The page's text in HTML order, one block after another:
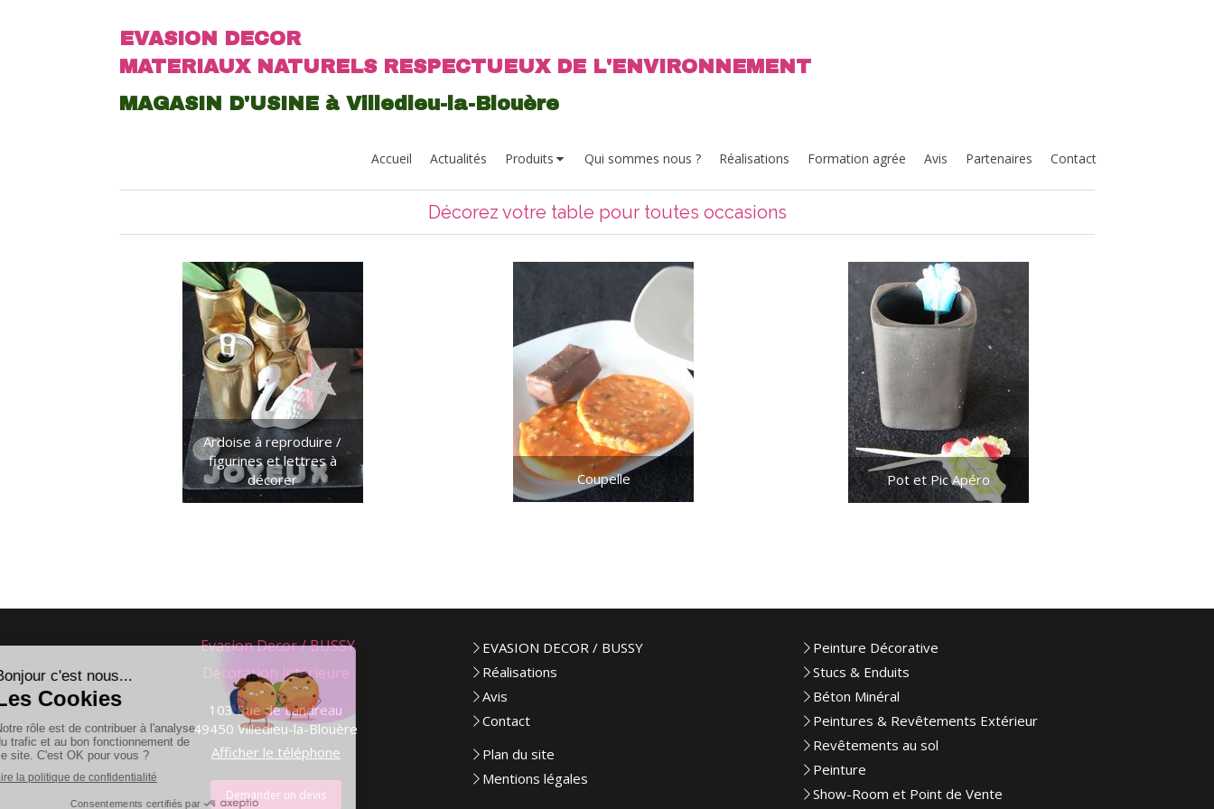
EVASION DECOR
MATERIAUX NATURELS RESPECTUEUX DE L'ENVIRONNEMENT
MAGASIN D'USINE à Villedieu-la-Blouère
Accueil Actualités Produits Qui sommes nous ? Réalisations Formation agrée Avis Partenaires Contact
Décorez votre table pour toutes occasions
Ardoise à reproduire /
figurines et lettres à
décorer
Coupelle Pot et Pic Apéro
Evasion Decor / BUSSY
Décoration intérieure
103 Rue de Landreau
49450 Villedieu-la-Blouère
Afficher le téléphone
Demander un devis
EVASION DECOR / BUSSY
Réalisations
Avis
Contact
Plan du site
Mentions légales
Peinture Décorative
Stucs & Enduits
Béton Minéral
Peintures & Revêtements Extérieur
Revêtements au sol
Peinture
Show-Room et Point de Vente